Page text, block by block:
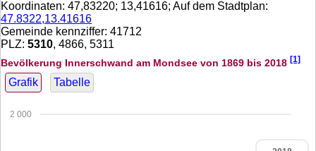
Koordinaten: 47,83220; 13,41616; Auf dem Stadtplan:
47.8322,13.41616
Gemeinde kennziffer: 41712
PLZ: 5310, 4866, 5311
Bevölkerung Innerschwand am Mondsee von 1869 bis 2018 [1]
Grafik Tabelle
2 000